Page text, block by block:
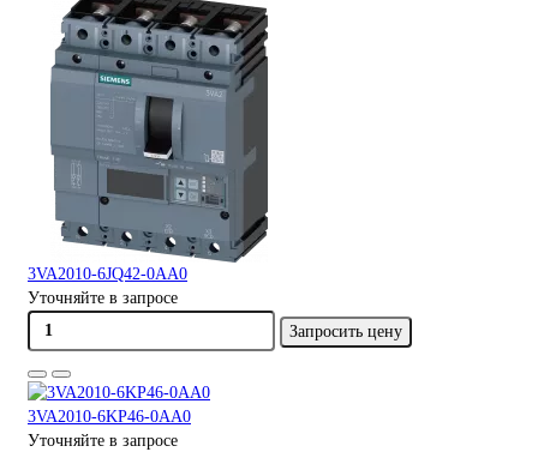
3VA2010-6JQ42-0AA0
Уточняйте в запросе
Запросить цену
3VA2010-6KP46-0AA0
Уточняйте в запросе